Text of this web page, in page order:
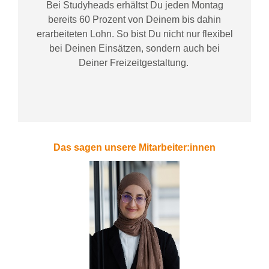
Bei Studyheadserhältst Du jeden Montag
bereits 60 Prozent von Deinem bis dahin
erarbeiteten Lohn. So bist Du nicht nur flexibel
bei Deinen Einsätzen, sondern auch bei
DeinerFreizeitgestaltung.
Das sagen unsere Mitarbeiter:innen